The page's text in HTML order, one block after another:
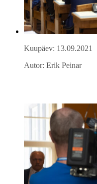
Kuupäev: 13.09.2021
Autor: Erik Peinar